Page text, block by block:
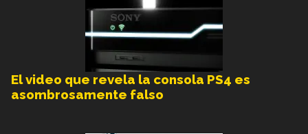
El video que revela la consola PS4 es
asombrosamente falso